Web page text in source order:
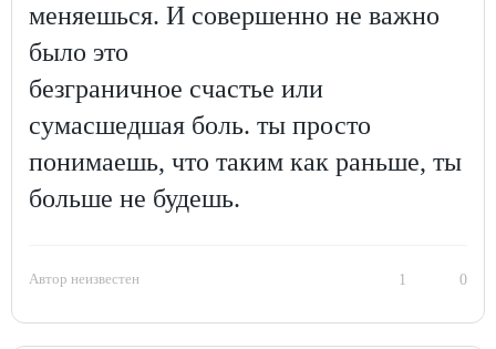
меняешься. И совершенно не важно
было это
безграничное счастье или
сумасшедшая боль. ты просто
понимаешь, что таким как раньше, ты
больше не будешь.
Автор неизвестен 1 0